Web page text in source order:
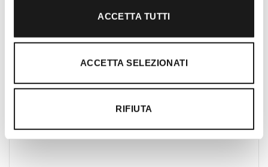
ACCETTA TUTTI
ACCETTA SELEZIONATI
RIFIUTA